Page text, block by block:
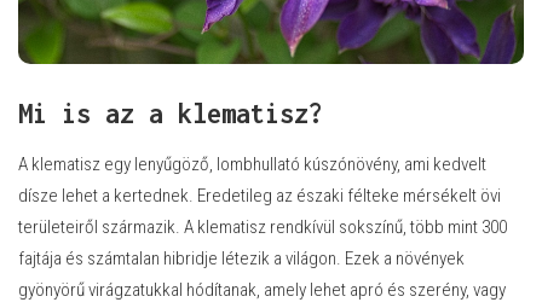
Mi is az a klematisz?
A klematisz egy lenyűgöző, lombhullató kúszónövény, ami kedvelt
dísze lehet a kertednek. Eredetileg az északi félteke mérsékelt övi
területeiről származik. A klematisz rendkívül sokszínű, több mint 300
fajtája és számtalan hibridje létezik a világon. Ezek a növények
gyönyörű virágzatukkal hódítanak, amely lehet apró és szerény, vagy